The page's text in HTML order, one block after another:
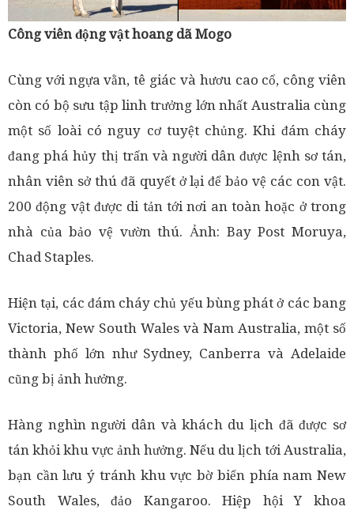
Công viên động vật hoang dã Mogo
Cùng với ngựa vằn, tê giác và hươu cao cổ, công viên
còn có bộ sưu tập linh trưởng lớn nhất Australia cùng
một số loài có nguy cơ tuyệt chủng. Khi đám cháy
đang phá hủy thị trấn và người dân được lệnh sơ tán,
nhân viên sở thú đã quyết ở lại để bảo vệ các con vật.
200 động vật được di tản tới nơi an toàn hoặc ở trong
nhà của bảo vệ vườn thú. Ảnh: Bay Post Moruya,
Chad Staples.
Hiện tại, các đám cháy chủ yếu bùng phát ở các bang
Victoria, New South Wales và Nam Australia, một số
thành phố lớn như Sydney, Canberra và Adelaide
cũng bị ảnh hưởng.
Hàng nghìn người dân và khách du lịch đã được sơ
tán khỏi khu vực ảnh hưởng. Nếu du lịch tới Australia,
bạn cần lưu ý tránh khu vực bờ biển phía nam New
South Wales, đảo Kangaroo. Hiệp hội Y khoa